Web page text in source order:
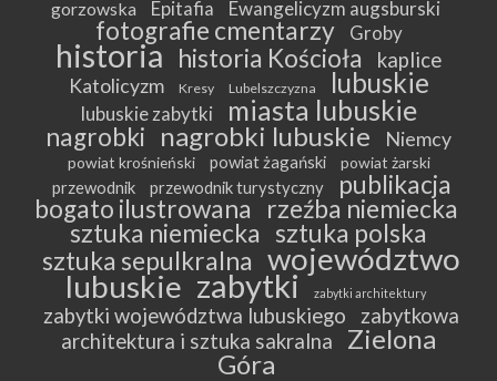
gorzowska
Epitafia Ewangelicyzm augsburski
fotografie cmentarzy Groby
historia historia Kościoła kaplice
Katolicyzm Kresy Lubelszczyzna lubuskie
lubuskie zabytki miasta lubuskie
nagrobki nagrobki lubuskie Niemcy
powiat krośnieński powiat żagański powiat żarski
przewodnik przewodnik turystyczny
publikacja
bogato ilustrowana
rzeźba niemiecka
sztuka niemiecka sztuka polska
sztuka sepulkralna województwo
lubuskie zabytki zabytki architektury
zabytki województwa lubuskiego
zabytkowa
architektura i sztuka sakralna
Zielona
Góra